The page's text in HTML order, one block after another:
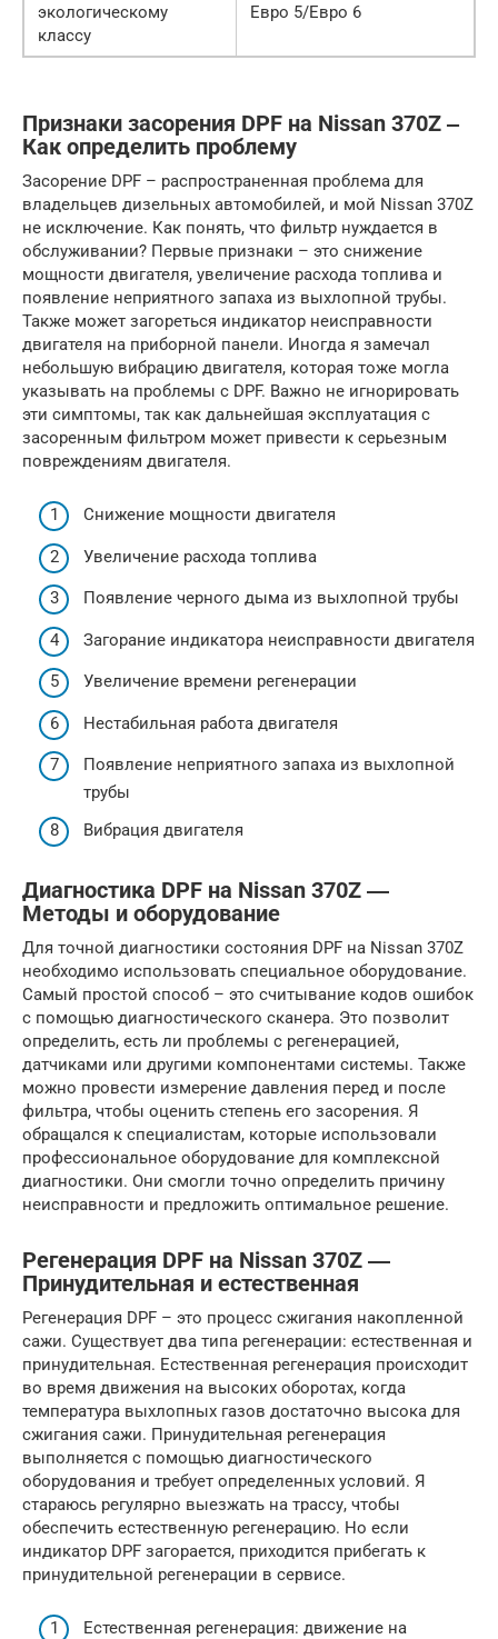
экологическому
классу
Евро 5/Евро 6
Признаки засорения DPF на Nissan 370Z ‒
Как определить проблему
Засорение DPF – распространенная проблема для
владельцев дизельных автомобилей, и мой Nissan 370Z
не исключение. Как понять, что фильтр нуждается в
обслуживании? Первые признаки – это снижение
мощности двигателя, увеличение расхода топлива и
появление неприятного запаха из выхлопной трубы.
Также может загореться индикатор неисправности
двигателя на приборной панели. Иногда я замечал
небольшую вибрацию двигателя, которая тоже могла
указывать на проблемы с DPF. Важно не игнорировать
эти симптомы, так как дальнейшая эксплуатация с
засоренным фильтром может привести к серьезным
повреждениям двигателя.
Снижение мощности двигателя
Увеличение расхода топлива
Появление черного дыма из выхлопной трубы
Загорание индикатора неисправности двигателя
Увеличение времени регенерации
Нестабильная работа двигателя
Появление неприятного запаха из выхлопной
трубы
Вибрация двигателя
Диагностика DPF на Nissan 370Z ―
Методы и оборудование
Для точной диагностики состояния DPF на Nissan 370Z
необходимо использовать специальное оборудование.
Самый простой способ – это считывание кодов ошибок
с помощью диагностического сканера. Это позволит
определить, есть ли проблемы с регенерацией,
датчиками или другими компонентами системы. Также
можно провести измерение давления перед и после
фильтра, чтобы оценить степень его засорения. Я
обращался к специалистам, которые использовали
профессиональное оборудование для комплексной
диагностики. Они смогли точно определить причину
неисправности и предложить оптимальное решение.
Регенерация DPF на Nissan 370Z ―
Принудительная и естественная
Регенерация DPF – это процесс сжигания накопленной
сажи. Существует два типа регенерации: естественная и
принудительная. Естественная регенерация происходит
во время движения на высоких оборотах, когда
температура выхлопных газов достаточно высока для
сжигания сажи. Принудительная регенерация
выполняется с помощью диагностического
оборудования и требует определенных условий. Я
стараюсь регулярно выезжать на трассу, чтобы
обеспечить естественную регенерацию. Но если
индикатор DPF загорается, приходится прибегать к
принудительной регенерации в сервисе.
Естественная регенерация: движение на